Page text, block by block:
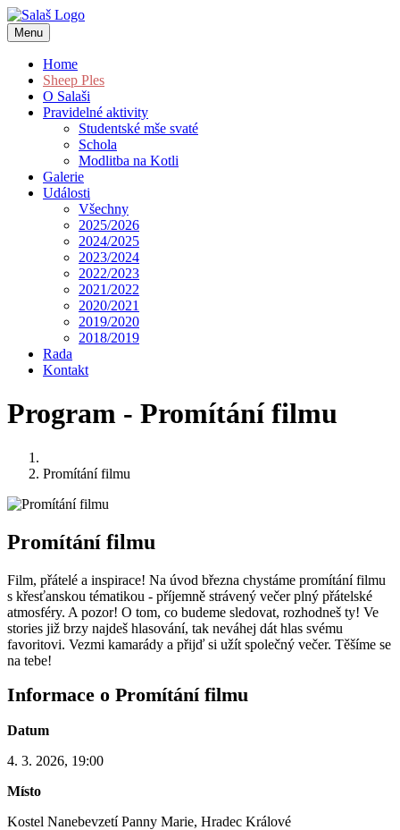
Menu
Home
Sheep Ples
O Salaši
Pravidelné aktivity
Studentské mše svaté
Schola
Modlitba na Kotli
Galerie
Události
Všechny
2025/2026
2024/2025
2023/2024
2022/2023
2021/2022
2020/2021
2019/2020
2018/2019
Rada
Kontakt
Program - Promítání filmu
Promítání filmu
Promítání filmu
Film, přátelé a inspirace! Na úvod března chystáme promítání filmu
s křesťanskou tématikou - příjemně strávený večer plný přátelské
atmosféry. A pozor! O tom, co budeme sledovat, rozhodneš ty! Ve
stories již brzy najdeš hlasování, tak neváhej dát hlas svému
favoritovi. Vezmi kamarády a přijď si užít společný večer. Těšíme se
na tebe!
Informace o Promítání filmu
Datum
4. 3. 2026, 19:00
Místo
Kostel Nanebevzetí Panny Marie, Hradec Králové